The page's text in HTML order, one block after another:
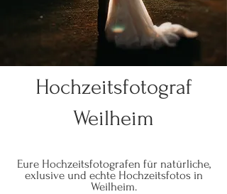
Hochzeitsfotograf
Weilheim
Eure Hochzeitsfotografen für natürliche,
exlusive und echte Hochzeitsfotos in
Weilheim.